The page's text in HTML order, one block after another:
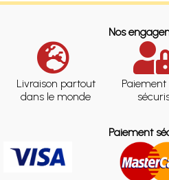
Nos
Livraison partout
dans le monde
Paiement
Paiement